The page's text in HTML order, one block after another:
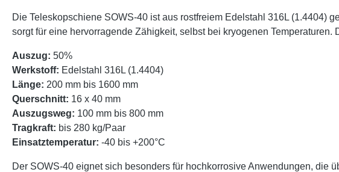
Die Teleskopschiene SOWS-40 ist aus rostfreiem Edelstahl 316L (1.4404)
sorgt für eine hervorragende Zähigkeit, selbst bei kryogenen
Auszug: 50%
Werkstoff: Edelstahl 316L (1.4404)
Länge: 200 mm bis 1600 mm
Querschnitt: 16 x 40 mm
Auszugsweg: 100 mm bis 800 mm
Tragkraft: bis 280 kg/Paar
Einsatztemperatur: -40 bis +200°C
Der SOWS-40 eignet sich besonders für hochkorrosive Anwendungen, die